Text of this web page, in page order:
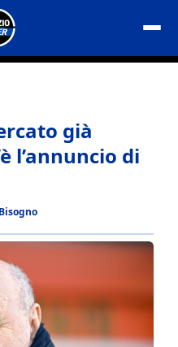
già
l’annuncio di